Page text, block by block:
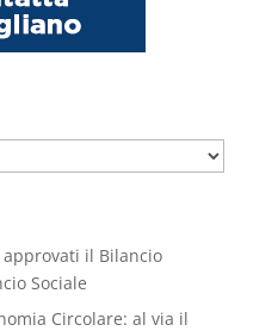
approvati il Bilancio
Sociale
Circolare: al via il